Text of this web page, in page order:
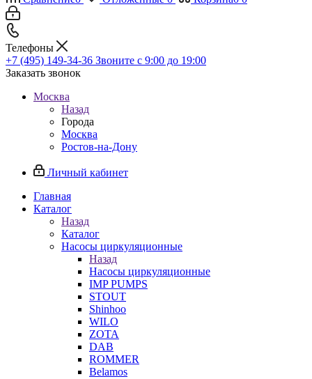
Телефоны
+7 (495) 149-34-36 Звоните с 9:00 до 19:00
Заказать звонок
Москва
Назад
Города
Москва
Ростов-на-Дону
Личный кабинет
Главная
Каталог
Назад
Каталог
Насосы циркуляционные
Назад
Насосы циркуляционные
IMP PUMPS
STOUT
Shinhoo
WILO
ZOTA
DAB
ROMMER
Belamos